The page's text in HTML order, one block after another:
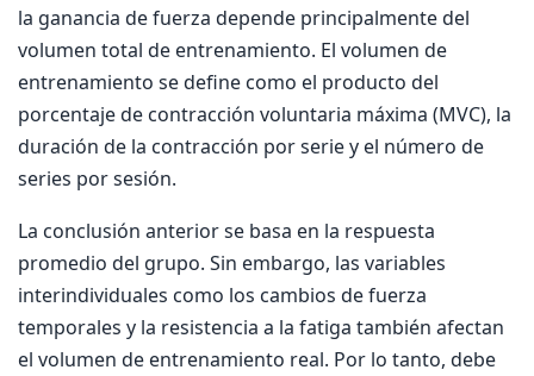
la ganancia de fuerza depende principalmente del
volumen total de entrenamiento. El volumen de
entrenamiento se define como el producto del
porcentaje de contracción voluntaria máxima (MVC), la
duración de la contracción por serie y el número de
series por sesión.
La conclusión anterior se basa en la respuesta
promedio del grupo. Sin embargo, las variables
interindividuales como los cambios de fuerza
temporales y la resistencia a la fatiga también afectan
el volumen de entrenamiento real. Por lo tanto, debe